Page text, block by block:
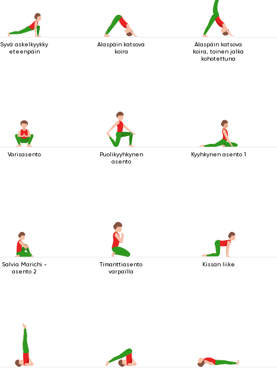
Syvä askelkyykky
eteenpäin
Alaspäin katsova
koira
Alaspäin katsova
koira, toinen jalka
kohotettuna
Varisasento
Puolikyyhkynen
asento
Kyyhkynen asento 1
Salvia Marichi -
asento 2
Timanttiasento
varpailla
Kissan liike